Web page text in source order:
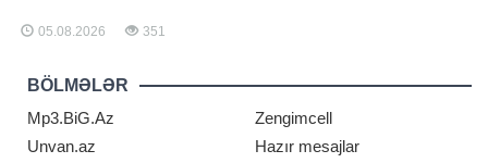
Daxili qulaqda yerləşən tarazlıq
sistemi sayəsində insan ayaq üstə
mühitdə istiqamətini müəyyən edə
bilir. Həkimlər bildirirlər ki, eşitmənin
qəfi
05.08.2026 351
BÖLMƏLƏR
Mp3.BiG.Az
Zengimcell
Unvan.az
Hazır mesajlar